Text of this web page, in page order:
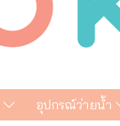
อุปกรณ์ว่ายน้ำ